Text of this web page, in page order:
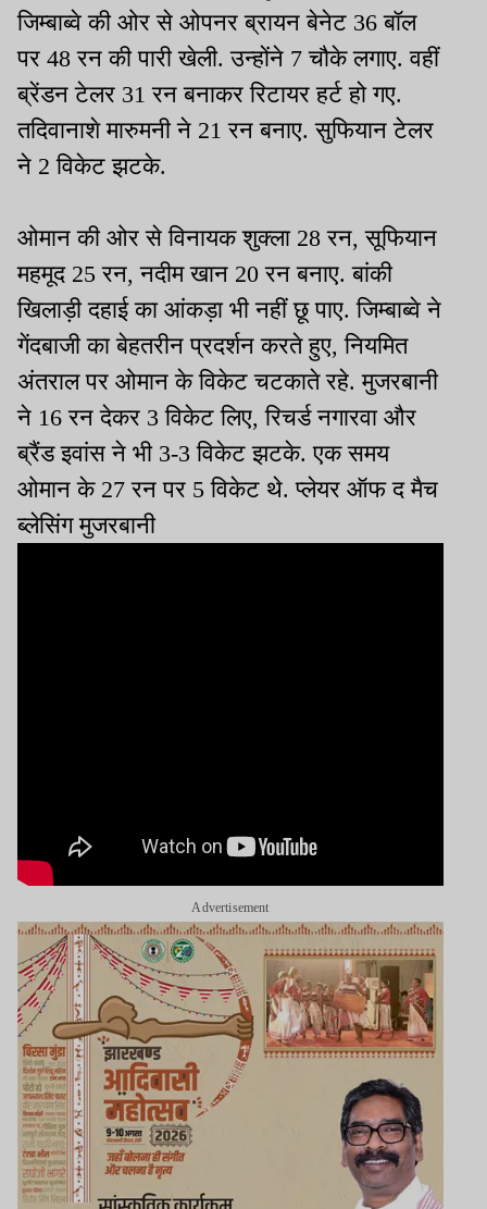
जिम्बाब्वे की ओर से ओपनर ब्रायन बेनेट 36 बॉल
पर 48 रन की पारी खेली. उन्होंने 7 चौके लगाए. वहीं
ब्रेंडन टेलर 31 रन बनाकर रिटायर हर्ट हो गए.
तदिवानाशे मारुमनी ने 21 रन बनाए. सुफियान टेलर
ने 2 विकेट झटके.
ओमान की ओर से विनायक शुक्ला 28 रन, सूफियान
महमूद 25 रन, नदीम खान 20 रन बनाए. बांकी
खिलाड़ी दहाई का आंकड़ा भी नहीं छू पाए. जिम्बाब्वे ने
गेंदबाजी का बेहतरीन प्रदर्शन करते हुए, नियमित
अंतराल पर ओमान के विकेट चटकाते रहे. मुजरबानी
ने 16 रन देकर 3 विकेट लिए, रिचर्ड नगारवा और
ब्रैंड इवांस ने भी 3-3 विकेट झटके. एक समय
ओमान के 27 रन पर 5 विकेट थे. प्लेयर ऑफ द मैच
ब्लेसिंग मुजरबानी
Advertisement